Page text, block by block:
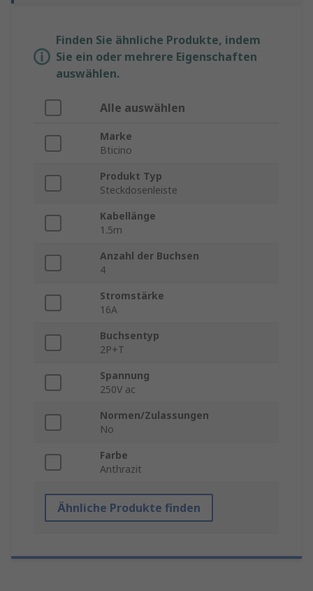
Finden Sie ähnliche Produkte, indem
Sie ein oder mehrere Eigenschaften
auswählen.
Alle auswählen
Marke
Bticino
Produkt Typ
Steckdosenleiste
Kabellänge
1.5m
Anzahl der Buchsen
4
Stromstärke
16A
Buchsentyp
2P+T
Spannung
250V ac
Normen/Zulassungen
No
Farbe
Anthrazit
Ähnliche Produkte finden